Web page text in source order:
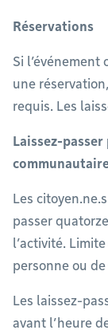
Réservations
Si
une
requis. Les
Laissez-
Les
passer
l’activité.
personne ou
Les laissez-
avant l’heure